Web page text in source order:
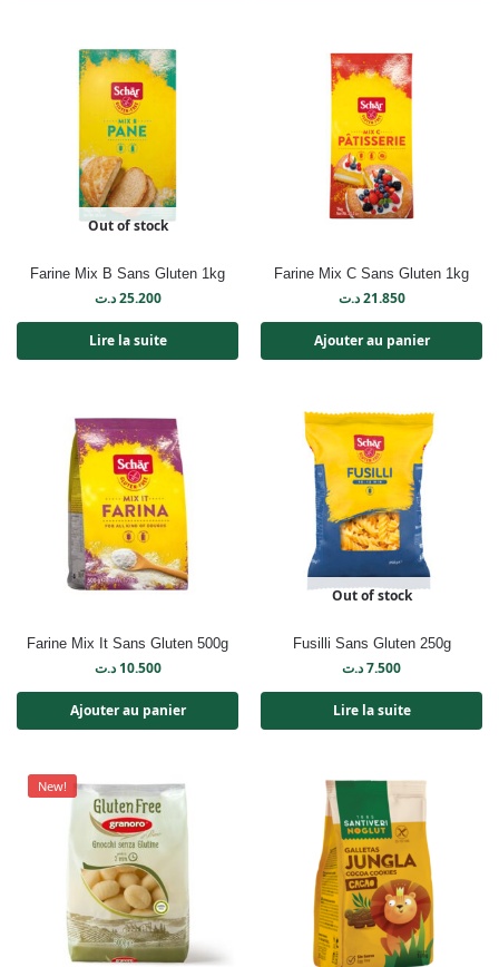
Out of stock
Farine Mix B Sans Gluten 1kg
25.200 د.ت
Lire la suite
Farine Mix C Sans Gluten 1kg
21.850 د.ت
Ajouter au panier
Farine Mix It Sans Gluten 500g
10.500 د.ت
Ajouter au panier
Out of stock
Fusilli Sans Gluten 250g
7.500د.ت
Lire la suite
New!